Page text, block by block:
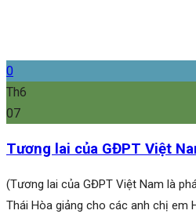
0
Th6
07
Tương lai của GĐPT Việt
(Tương lai của GĐPT Việt Nam là
Thái Hòa giảng cho các anh chị em